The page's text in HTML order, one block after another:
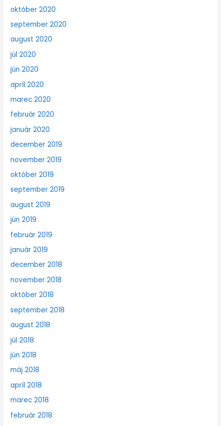
október 2020
september 2020
august 2020
júl 2020
jún 2020
apríl 2020
marec 2020
február 2020
január 2020
december 2019
november 2019
október 2019
september 2019
august 2019
jún 2019
február 2019
január 2019
december 2018
november 2018
október 2018
september 2018
august 2018
júl 2018
jún 2018
máj 2018
apríl 2018
marec 2018
február 2018